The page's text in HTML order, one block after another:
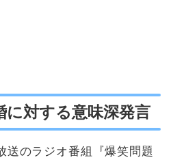
に対する意味深発言
送のラジオ番組『爆笑問題